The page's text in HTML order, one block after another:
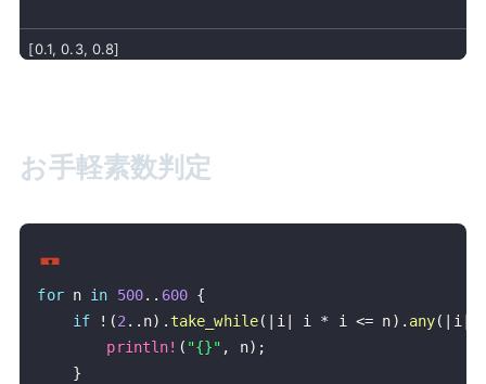
お手軽素数判定
for n in 500.. 600 {
if
! (2 .. n) .take_while( i i * i <= n) . any( i
println! ( "{}" , n) ;
}